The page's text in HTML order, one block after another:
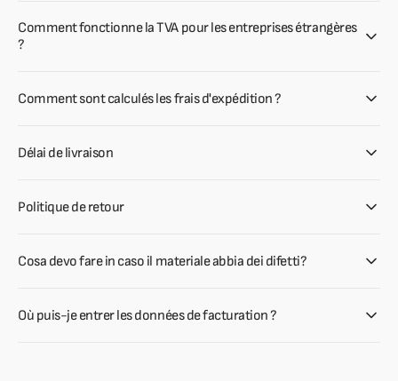
Comment fonctionne la TVA pour les entreprises étrangères
?
Comment sont calculés les frais d'expédition ?
Délai de livraison
Politique de retour
Cosa devo fare in caso il materiale abbia dei difetti?
Où puis-je entrer les données de facturation ?